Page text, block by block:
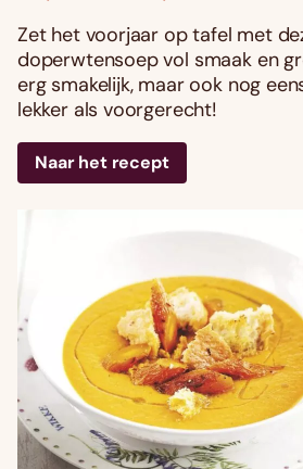
Zet het voorjaar op tafel met
doperwtensoep vol smaak en
erg smakelijk, maar ook nog
lekker als voorgerecht!
Naar het recept